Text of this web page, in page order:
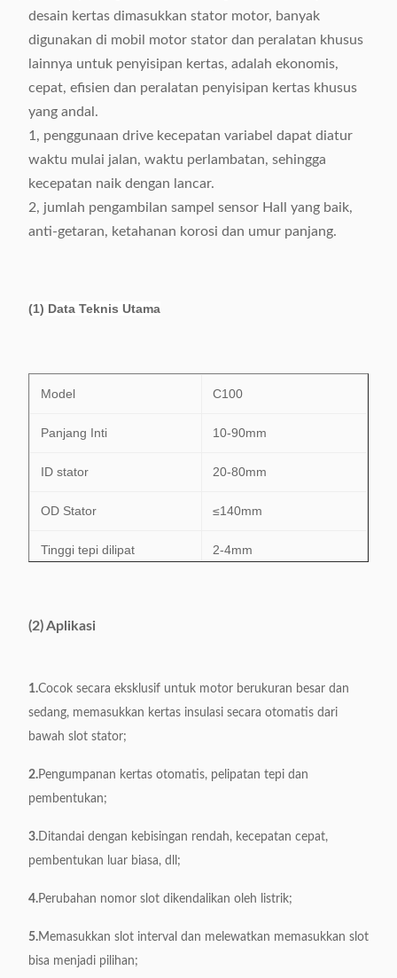
desain kertas dimasukkan stator motor, banyak
digunakan di mobil motor stator dan peralatan khusus
lainnya untuk penyisipan kertas, adalah ekonomis,
cepat, efisien dan peralatan penyisipan kertas khusus
yang andal.
1, penggunaan drive kecepatan variabel dapat diatur
waktu mulai jalan, waktu perlambatan, sehingga
kecepatan naik dengan lancar.
2, jumlah pengambilan sampel sensor Hall yang baik,
anti-getaran, ketahanan korosi dan umur panjang.
(1) Data Teknis Utama
Model C100
Panjang Inti 10-90mm
ID stator 20-80mm
OD Stator ≤140mm
Tinggi tepi dilipat 2-4mm
Efisiensi
Berat 400kg
Dimensi
(2) Aplikasi
1.Cocok secara eksklusif untuk motor berukuran besar dan
sedang, memasukkan kertas insulasi secara otomatis dari
bawah slot stator;
2.Pengumpanan kertas otomatis, pelipatan tepi dan
pembentukan;
3.Ditandai dengan kebisingan rendah, kecepatan cepat,
pembentukan luar biasa, dll;
4.Perubahan nomor slot dikendalikan oleh listrik;
5.Memasukkan slot interval dan melewatkan memasukkan slot
bisa menjadi pilihan;